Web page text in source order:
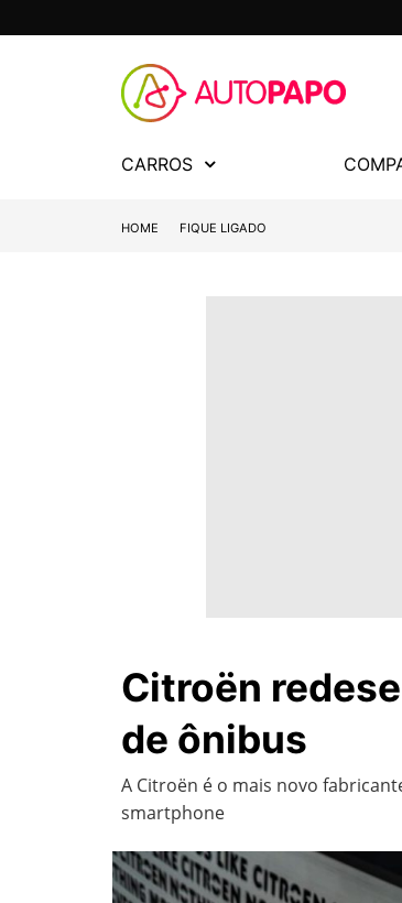
CARROS
HOME FIQUE LIGADO
Citroën
de ônibus
A Citroën é o mais novo
smartphone